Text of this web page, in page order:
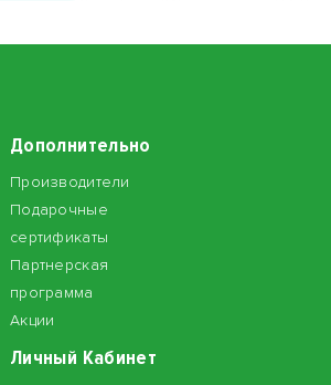
Дополнительно
Производители
Подарочные
сертификаты
Партнерская
программа
Акции
Личный Кабинет